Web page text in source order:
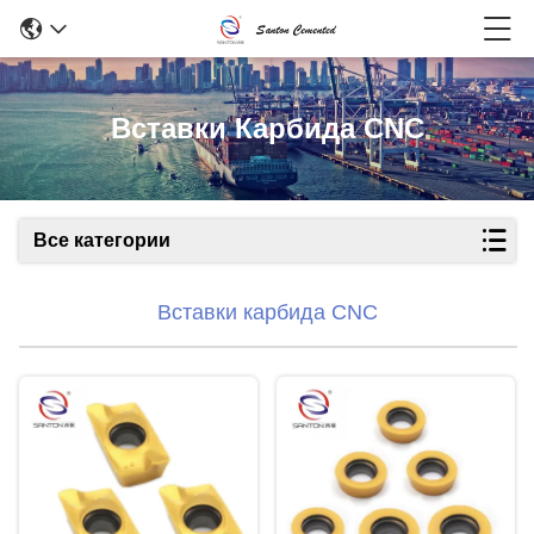
Вставки Карбида CNC
Все категории
Вставки карбида CNC